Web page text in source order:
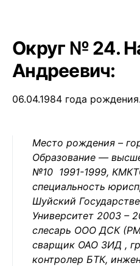
Округ № 24.
Андреевич:
06.04.1984 года рождения.
Место рождения –
Образование —
№10 1991-1999,
специальность
Шуйский
Университет 2003 –
слесарь ООО ДСК
сварщик ОАО ЗИД ,
контролер БТК,